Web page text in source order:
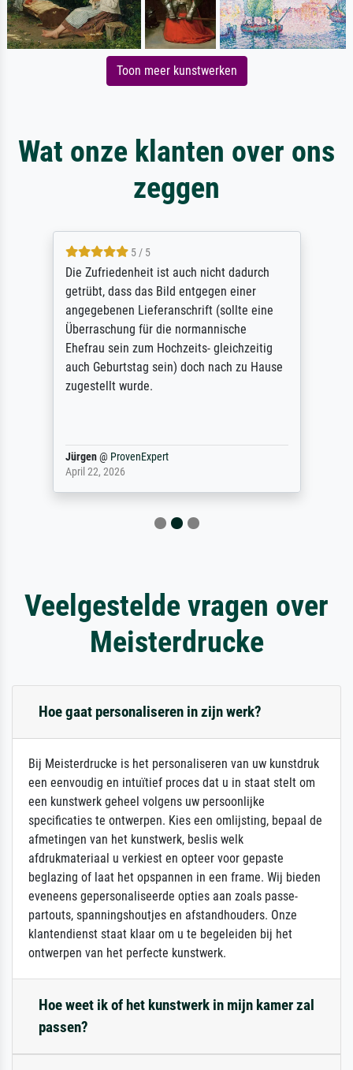
Toon meer kunstwerken
Wat onze klanten over ons
zeggen
5 / 5
Die Zufriedenheit ist auch nicht dadurch
getrübt, dass das Bild entgegen einer
angegebenen Lieferanschrift (sollte eine
Überraschung für die normannische
Ehefrau sein zum Hochzeits- gleichzeitig
auch Geburtstag sein) doch nach zu Hause
zugestellt wurde.
Jürgen@ ProvenExpert
April 22, 2026
Veelgestelde vragen over
Meisterdrucke
Hoe gaat personaliseren in zijn werk?
Bij Meisterdrucke is het personaliseren van uw kunstdruk
een eenvoudig en intuïtief proces dat u in staat stelt om
een kunstwerk geheel volgens uw persoonlijke
specificaties te ontwerpen. Kies een omlijsting, bepaal de
afmetingen van het kunstwerk, beslis welk
afdrukmateriaal u verkiest en opteer voor gepaste
beglazing of laat het opspannen in een frame. Wij bieden
eveneens gepersonaliseerde opties aan zoals passe-
partouts, spanningshoutjes en afstandhouders. Onze
klantendienst staat klaar om u te begeleiden bij het
ontwerpen van het perfecte kunstwerk.
Hoe weet ik of het kunstwerk in mijn kamer zal
passen?